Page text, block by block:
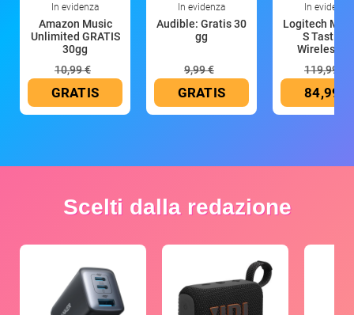
In evidenza
Amazon Music
Unlimited GRATIS
30gg
10,99 €
GRATIS
In evidenza
Audible: Gratis 30
gg
9,99 €
GRATIS
In evidenza
Logitech MX
S Tastiera
Wireless
119,99 €
84,99 €
Scelti dalla redazione